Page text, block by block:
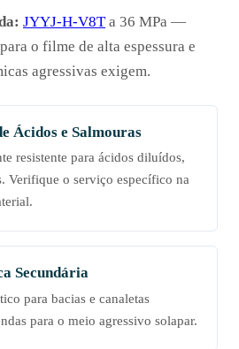
JYYJ-H-V8Ta 36 MPa —
o filme de alta espessura e
agressivas exigem.
Ácidos e Salmouras
resistente para ácidos diluídos,
Verifique o serviço específico na
Secundária
para bacias e canaletas
para o meio agressivo solapar.